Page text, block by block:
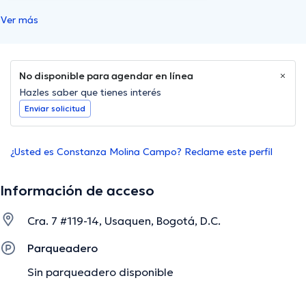
Ver más
No disponible para agendar en línea
Hazles saber que tienes interés
Enviar solicitud
¿Usted es Constanza Molina Campo? Reclame este perfil
Información de acceso
Cra. 7 #119-14, Usaquen, Bogotá, D.C.
Parqueadero
Sin parqueadero disponible